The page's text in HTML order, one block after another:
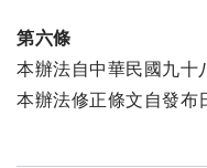
第六條
本辦法自中華民國九十
本辦法修正條文自發布